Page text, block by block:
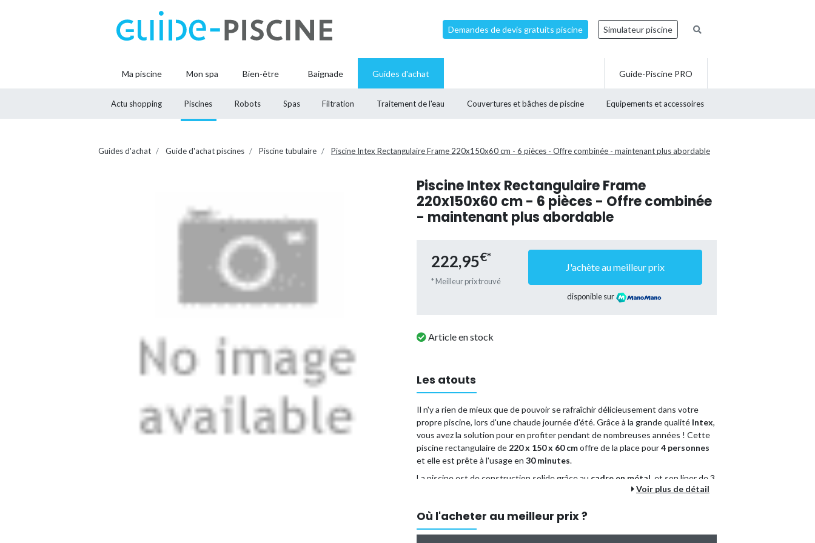
Demandes de devis gratuits piscine Simulateur piscine
Ma piscine Mon spa Bien-être Baignade Guides d'achat
Actu shopping Piscines Robots Spas Filtration Traitement de l'eau Couvertures et bâches de piscine Equipements et accessoires
Guide-Piscine PRO
Guides d'achat Guide d'achat piscines Piscine tubulaire Piscine Intex Rectangulaire Frame 220x150x60 cm - 6 pièces - Offre combinée - maintenant plus abordable
Piscine Intex Rectangulaire Frame
220x150x60 cm - 6 pièces - Offre combinée
- maintenant plus abordable
222,95€*
* Meilleur prix trouvé
J'achète au meilleur prix
disponible sur
Article en stock
Les atouts
Il n'y a rien de mieux que de pouvoir se rafraîchir délicieusement dans votre
propre piscine, lors d'une chaude journée d'été. Grâce à la grande qualité Intex,
vous avez la solution pour en profiter pendant de nombreuses années ! Cette
piscine rectangulaire de 220 x 150 x 60 cmoffre de la place pour4 personnes
et elle est prête à l'usage en 30 minutes.
La piscine est de construction solide grâce au cadre en métal , et son liner de 3
épaisseurs. La couche intérieure est en polyester, et donc adaptée aux
besoin pour un entretien optimal de votre piscine.
Forme :rectangulaire
Voir plus de détail
Où l'acheter au meilleur prix ?